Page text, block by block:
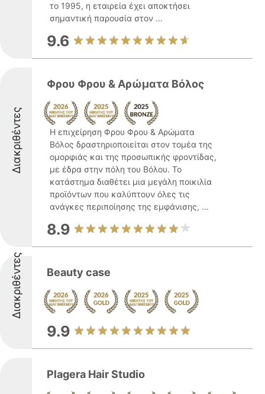
το 1995, η εταιρεία έχει αποκτήσει
σημαντική παρουσία στον ...
9.6
Διακριθέντες
Φρου Φρου & Αρώματα Βόλος
Η επιχείρηση Φρου Φρου & Αρώματα
Βόλος δραστηριοποιείται στον τομέα της
ομορφιάς και της προσωπικής φροντίδας,
με έδρα στην πόλη του Βόλου. Το
κατάστημα διαθέτει μια μεγάλη ποικιλία
προϊόντων που καλύπτουν όλες τις
ανάγκες περιποίησης της εμφάνισης, ...
8.9
Διακριθέντες Beauty case
9.9
Plagera Hair Studio